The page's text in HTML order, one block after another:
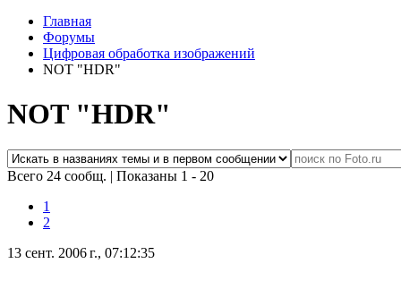
Главная
Форумы
Цифровая обработка изображений
NOT "HDR"
NOT "HDR"
Всего 24 сообщ. | Показаны 1 - 20
1
2
13 сент. 2006 г., 07:12:35